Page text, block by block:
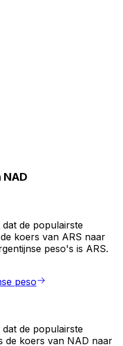
NAD
de populairste
koers van ARS naar
peso's is ARS.
peso
de populairste
de koers van NAD naar